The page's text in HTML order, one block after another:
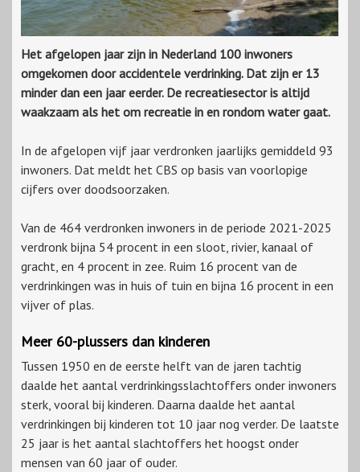
Het afgelopen jaar zijn in Nederland 100 inwoners
omgekomen door accidentele verdrinking. Dat zijn er 13
minder dan een jaar eerder. De recreatiesector is altijd
waakzaam als het om recreatie in en rondom water gaat.
In de afgelopen vijf jaar verdronken jaarlijks gemiddeld 93
inwoners. Dat meldt het CBS op basis van voorlopige
cijfers over doodsoorzaken.
Van de 464 verdronken inwoners in de periode 2021-2025
verdronk bijna 54 procent in een sloot, rivier, kanaal of
gracht, en 4 procent in zee. Ruim 16 procent van de
verdrinkingen was in huis of tuin en bijna 16 procent in een
vijver of plas.
Meer 60-plussers dan kinderen
Tussen 1950 en de eerste helft van de jaren tachtig
daalde het aantal verdrinkingsslachtoffers onder inwoners
sterk, vooral bij kinderen. Daarna daalde het aantal
verdrinkingen bij kinderen tot 10 jaar nog verder. De laatste
25 jaar is het aantal slachtoffers het hoogst onder
mensen van 60 jaar of ouder.